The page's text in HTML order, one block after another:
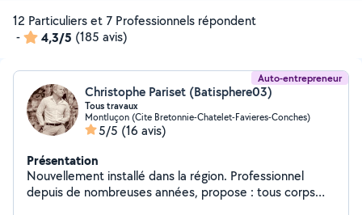
12 Particuliers et 7 Professionnels répondent
-
4,3/5 (185 avis)
Auto-entrepreneur
Christophe Pariset (Batisphere03)
Tous travaux
Montluçon (Cite Bretonnie-Chatelet-Favieres-Conches)
5/5 (16 avis)
Présentation
Nouvellement installé dans la région. Professionnel
depuis de nombreuses années, propose : tous corps